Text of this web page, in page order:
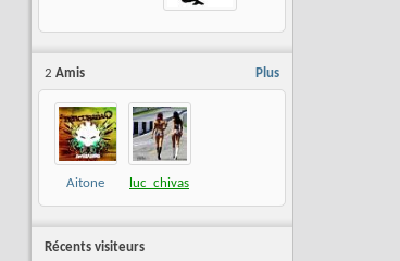
Plus
2 Amis
Aitone luc_chivas
Récents visiteurs